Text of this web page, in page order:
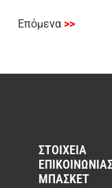
Επόμενα >>
ΣΤΟΙΧΕΊΑ
ΜΠΆΣΚΕΤ